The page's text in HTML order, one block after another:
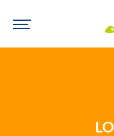
Un